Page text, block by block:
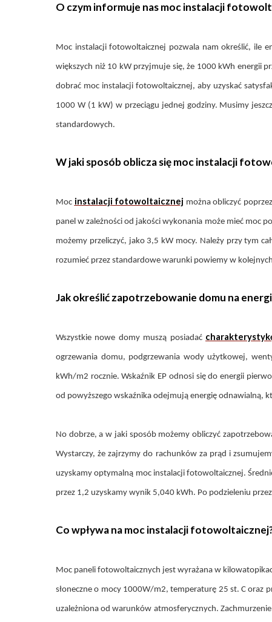
O czym informuje nas moc instalacji
Moc instalacji fotowoltaicznej pozwala nam określić, ile
większych niż 10 kW przyjmuje się, że 1000 kWh energii
dobrać moc instalacji fotowoltaicznej, aby uzyskać
1000 W (1 kW) w przeciągu jednej godziny. Musimy
standardowych.
W jaki sposób oblicza się moc instalacji
Moc instalacji fotowoltaicznej można obliczyć
panel w zależności od jakości wykonania może mieć moc
możemy przeliczyć, jako 3,5 kW mocy. Należy przy tym
rozumieć przez standardowe warunki powiemy w
Jak określić zapotrzebowanie domu na
Wszystkie nowe domy muszą posiadać
ogrzewania domu, podgrzewania wody użytkowej,
kWh/m2 rocznie. Wskaźnik EP odnosi się do energii
od powyższego wskaźnika odejmują energię odnawialną,
No dobrze, a w jaki sposób możemy obliczyć
Wystarczy, że zajrzymy do rachunków za prąd i
uzyskamy optymalną moc instalacji fotowoltaicznej.
przez 1,2 uzyskamy wynik 5,040 kWh. Po podzieleniu
Co wpływa na moc instalacji
Moc paneli fotowoltaicznych jest wyrażana w
słoneczne o mocy 1000W/m2, temperaturę 25 st. C oraz
uzależniona od warunków atmosferycznych.